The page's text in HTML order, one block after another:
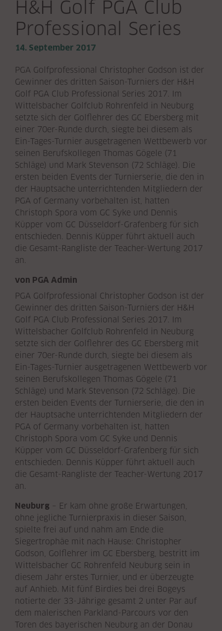
H&H Golf PGA Club
Professional Series
14. September 2017
PGA Golfprofessional Christopher Godson ist der
Gewinner des dritten Saison-Turniers der H&H
Golf PGA Club Professional Series 2017. Im
Wittelsbacher Golfclub Rohrenfeld in Neuburg
setzte sich der Golflehrer des GC Ebersberg mit
einer 70er-Runde durch, siegte bei diesem als
Ein-Tages-Turnier ausgetragenen Wettbewerb vor
seinen Berufskollegen Thomas Gögele (71
Schläge) und Mark Stevenson (72 Schläge). Die
ersten beiden Events der Turnierserie, die den in
der Hauptsache unterrichtenden Mitgliedern der
PGA of Germany vorbehalten ist, hatten
Christoph Spora vom GC Syke und Dennis
Küpper vom GC Düsseldorf-Grafenberg für sich
entschieden. Dennis Küpper führt aktuell auch
die Gesamt-Rangliste der Teacher-Wertung 2017
an.
von PGA Admin
PGA Golfprofessional Christopher Godson ist der
Gewinner des dritten Saison-Turniers der H&H
Golf PGA Club Professional Series 2017. Im
Wittelsbacher Golfclub Rohrenfeld in Neuburg
setzte sich der Golflehrer des GC Ebersberg mit
einer 70er-Runde durch, siegte bei diesem als
Ein-Tages-Turnier ausgetragenen Wettbewerb vor
seinen Berufskollegen Thomas Gögele (71
Schläge) und Mark Stevenson (72 Schläge). Die
ersten beiden Events der Turnierserie, die den in
der Hauptsache unterrichtenden Mitgliedern der
PGA of Germany vorbehalten ist, hatten
Christoph Spora vom GC Syke und Dennis
Küpper vom GC Düsseldorf-Grafenberg für sich
entschieden. Dennis Küpper führt aktuell auch
die Gesamt-Rangliste der Teacher-Wertung 2017
an.
Neuburg – Er kam ohne große Erwartungen,
ohne jegliche Turnierpraxis in dieser Saison,
spielte frei auf und nahm am Ende die
Siegertrophäe mit nach Hause: Christopher
Godson, Golflehrer im GC Ebersberg, bestritt im
Wittelsbacher GC Rohrenfeld Neuburg sein in
diesem Jahr erstes Turnier, und er überzeugte
auf Anhieb. Mit fünf Birdies bei drei Bogeys
notierte der 33-Jährige gesamt 2 unter Par auf
dem malerischen Parkland-Parcours vor den
Toren des bayerischen Neuburg an der Donau